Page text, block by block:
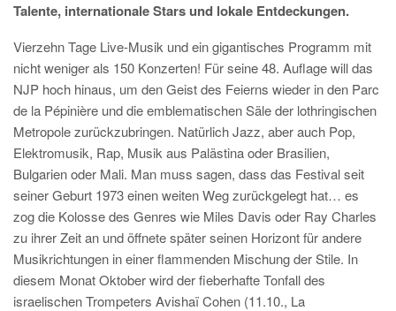
Talente, internationale Stars und lokale Entdeckungen.
Vierzehn Tage Live-Musik und ein gigantisches Programm mit
nicht weniger als 150 Konzerten! Für seine 48. Auflage will das
NJP hoch hinaus, um den Geist des Feierns wieder in den Parc
de la Pépinière und die emblematischen Säle der lothringischen
Metropole zurückzubringen. Natürlich Jazz, aber auch Pop,
Elektromusik, Rap, Musik aus Palästina oder Brasilien,
Bulgarien oder Mali. Man muss sagen, dass das Festival seit
seiner Geburt 1973 einen weiten Weg zurückgelegt hat… es
zog die Kolosse des Genres wie Miles Davis oder Ray Charles
zu ihrer Zeit an und öffnete später seinen Horizont für andere
Musikrichtungen in einer flammenden Mischung der Stile. In
diesem Monat Oktober wird der fieberhafte Tonfall des
israelischen Trompeters Avishaï Cohen (11.10., La